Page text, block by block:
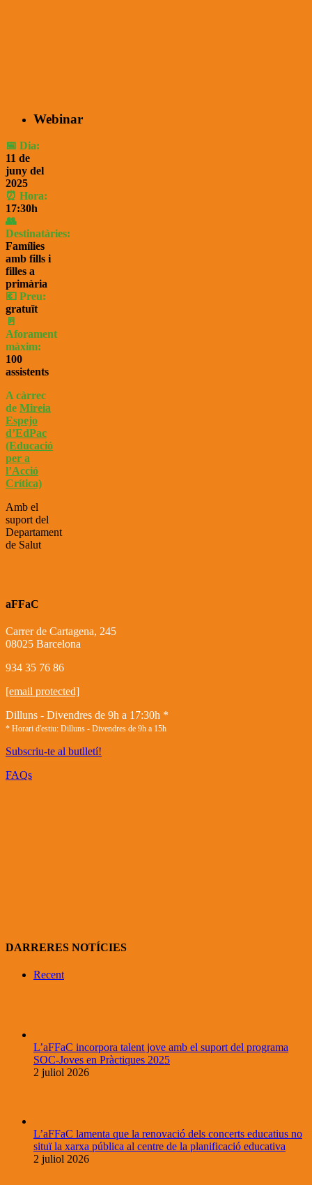
Webinar
📅 Dia:
11 de
juny del
2025
⏰ Hora:
17:30h
👥
Destinatàries:
Famílies
amb fills i
filles a
primària
💶 Preu:
gratuït
🚪
Aforament
màxim:
100
assistents
A càrrec
de Mireia
Espejo
d’EdPac
(Educació
per a
l’Acció
Crítica)
Amb el
suport del
Departament
de Salut
aFFaC
Carrer de Cartagena, 245
08025 Barcelona
934 35 76 86
[email protected]
Dilluns - Divendres de 9h a 17:30h *
* Horari d'estiu: Dilluns - Divendres de 9h a 15h
Subscriu-te al butlletí!
FAQs
DARRERES NOTÍCIES
Recent
L’aFFaC incorpora talent jove amb el suport del programa
SOC-Joves en Pràctiques 2025
2 juliol 2026
L’aFFaC lamenta que la renovació dels concerts educatius no
situï la xarxa pública al centre de la planificació educativa
2 juliol 2026